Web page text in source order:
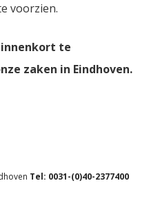
voorzien.
te
zaken in Eindhoven.
Tel: 0031-(0)40-2377400